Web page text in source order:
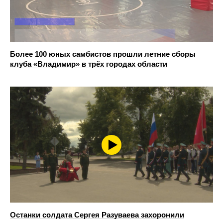
Более 100 юных самбистов прошли летние сборы
клуба «Владимир» в трёх городах области
Останки солдата Сергея Разуваева захоронили